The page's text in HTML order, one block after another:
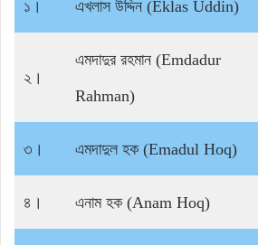
১। এখলাস উদ্দিন (Eklas Uddin)
২।
এমদাদুর রহমান (Emdadur
Rahman)
৩। এমদাদুল হক (Emadul Hoq)
৪। এনাম হক (Anam Hoq)